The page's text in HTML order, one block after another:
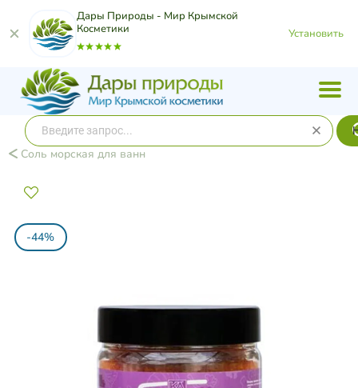
Дары Природы - Мир Крымской
Косметики
Установить
Соль морская для ванн
-44%